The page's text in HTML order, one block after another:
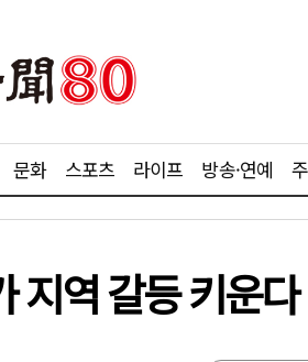
문화 스포츠 라이프 방송·연예
지역 갈등 키운다